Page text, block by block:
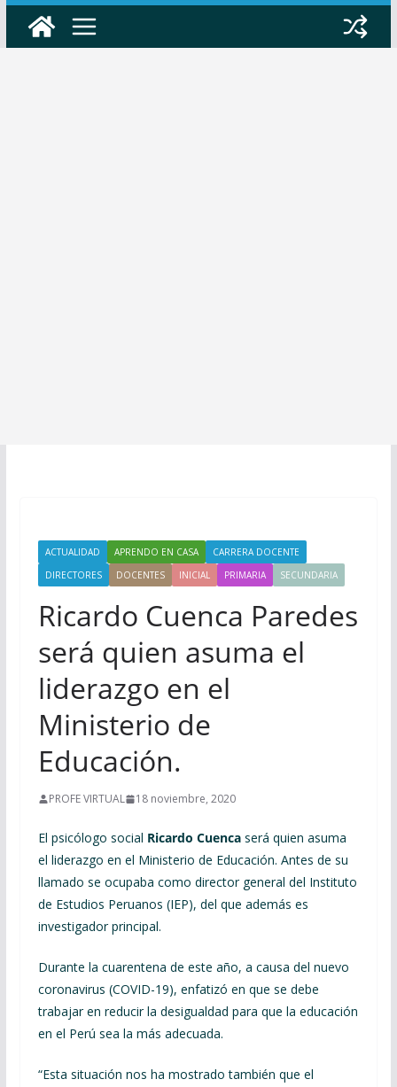
ACTUALIDAD APRENDO EN CASA
CARRERA DOCENTE
DIRECTORES
DOCENTES INICIAL PRIMARIA SECUNDARIA
Ricardo Cuenca Paredes
será quien asuma el
liderazgo en el
Ministerio de
Educación.
PROFE VIRTUAL 18 noviembre, 2020
El psicólogo social Ricardo Cuencaserá quien asuma
el liderazgo en el Ministerio de Educación. Antes de su
llamado se ocupaba como director general del Instituto
de Estudios Peruanos (IEP), del que además es
investigador principal.
Durante la cuarentena de este año, a causa del nuevo
coronavirus (COVID-19), enfatizó en que se debe
trabajar en reducir la desigualdad para que la educación
en el Perú sea la más adecuada.
“Esta situación nos ha mostrado también que el